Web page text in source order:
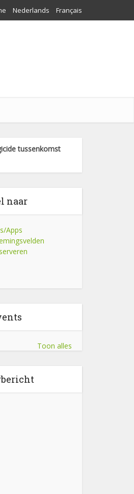
Nederlands Français
tussenkomst
naar
Apps
Toon alles